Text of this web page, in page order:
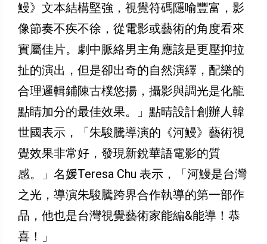
鰻》文本結構堅強，視覺符碼隱喻豐富，影
像節奏不疾不徐，從電影或藝術的角度看來
實屬佳片。劇中脈絡男主角應該是更壓抑拉
扯的演出，但是卻出奇的自然演繹，配樂的
合理邏輯鋪陳古樸悠揚，攝影與調光是化龍
點睛加分的最佳效果。」點晴設計創辦人韓
世國表示，「朱駿騰導演的《河鰻》藝術視
覺效果非常好，發現新銳華語電影的質
感。」名媛Teresa Chu 表示，「河鰻是台灣
之光，導演朱駿騰跨界合作執導的第一部作
品，他也是台灣視覺藝術家能編&能導！恭
喜！」